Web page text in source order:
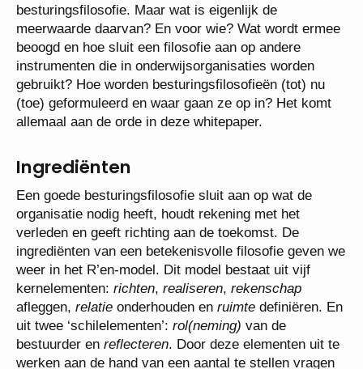
besturingsfilosofie. Maar wat is eigenlijk de
meerwaarde daarvan? En voor wie? Wat wordt ermee
beoogd en hoe sluit een filosofie aan op andere
instrumenten die in onderwijsorganisaties worden
gebruikt? Hoe worden besturingsfilosofieën (tot) nu
(toe) geformuleerd en waar gaan ze op in? Het komt
allemaal aan de orde in deze whitepaper.
Ingrediënten
Een goede besturingsfilosofie sluit aan op wat de
organisatie nodig heeft, houdt rekening met het
verleden en geeft richting aan de toekomst. De
ingrediënten van een betekenisvolle filosofie geven we
weer in het R’en-model. Dit model bestaat uit vijf
kernelementen: richten, realiseren, rekenschap
afleggen, relatie onderhouden en ruimte definiëren. En
uit twee ‘schilelementen’: rol(neming) van de
bestuurder en reflecteren. Door deze elementen uit te
werken aan de hand van een aantal te stellen vragen